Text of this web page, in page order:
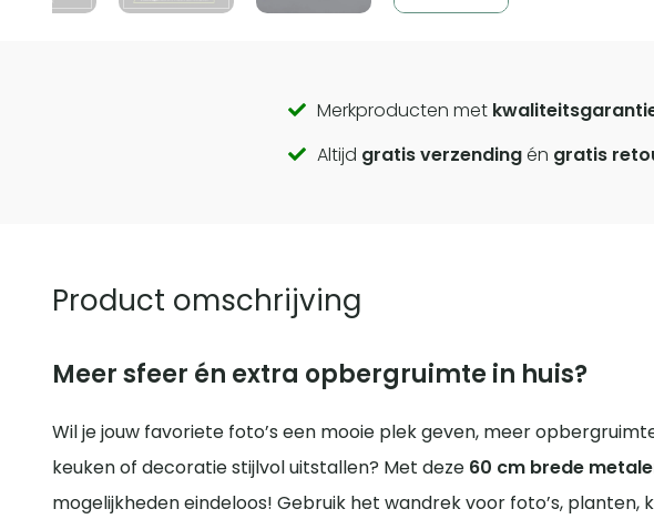
Call
to
Merkproducten met
Altijd gratis verzendingén gratis
Product omschrijving
Meer sfeer én extra opbergruimte in huis?
Wil je jouw favoriete foto’s een mooie plek geven, meer
keuken of decoratie stijlvol uitstallen? Met deze 60 cm brede
mogelijkheden eindeloos! Gebruik het wandrek voor foto’s, planten,